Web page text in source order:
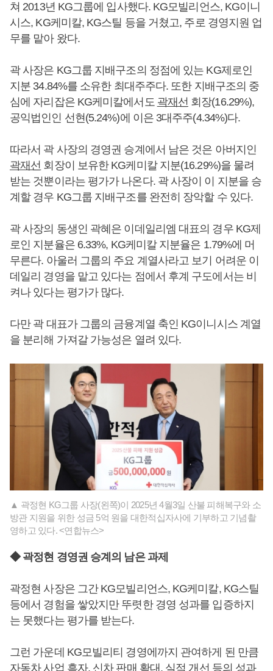
쳐 2013년 KG그룹에 입사했다. KG모빌리언스, KG이니
시스, KG케미칼, KG스틸 등을 거쳤고, 주로 경영지원 업
무를 맡아 왔다.
곽 사장은 KG그룹 지배구조의 정점에 있는 KG제로인
지분 34.84%를 소유한 최대주주다. 또한 지배구조의 중
심에 자리잡은 KG케미칼에서도 곽재선 회장(16.29%),
공익법인인 선현(5.24%)에 이은 3대주주(4.34%)다.
따라서 곽 사장의 경영권 승계에서 남은 것은 아버지인
곽재선 회장이 보유한 KG케미칼 지분(16.29%)을 물려
받는 것뿐이라는 평가가 나온다. 곽 사장이 이 지분을 승
계할 경우 KG그룹 지배구조를 완전히 장악할 수 있다.
곽 사장의 동생인 곽혜은 이데일리엠 대표의 경우 KG제
로인 지분율은 6.33%, KG케미칼 지분율은 1.79%에 머
무른다. 아울러 그룹의 주요 계열사라고 보기 어려운 이
데일리 경영을 맡고 있다는 점에서 후계 구도에서는 비
켜나 있다는 평가가 많다.
다만 곽 대표가 그룹의 금융계열 축인 KG이니시스 계열
을 분리해 가져갈 가능성은 열려 있다.
▲ 곽정현 KG그룹 사장(왼쪽)이 2025년 4월3일 산불 피해복구와 소
방관 지원을 위한 성금 5억 원을 대한적십자사에 기부하고 기념촬
영하고 있다. <연합뉴스>
◆ 곽정현 경영권 승계의 남은 과제
곽정현 사장은 그간 KG모빌리언스, KG케미칼, KG스틸
등에서 경험을 쌓았지만 뚜렷한 경영 성과를 입증하지
는 못했다는 평가를 받는다.
그런 가운데 KG모빌리티 경영에까지 관여하게 된 만큼
자동차 사업 흑자, 신차 판매 확대, 실적 개선 등의 성과